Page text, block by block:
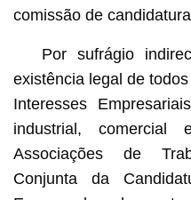
comissão de
Por sufrágio
existência legal de
Interesses
industrial, comercial
Associações de
Conjunta da